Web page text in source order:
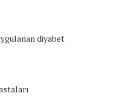
diyabet